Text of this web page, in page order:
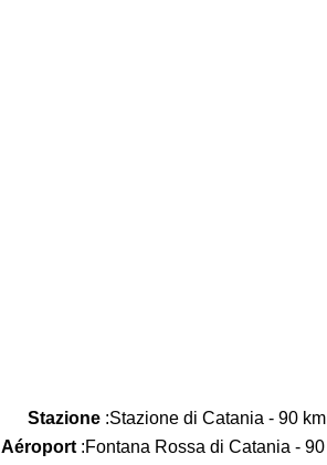
Stazione :Stazione di Catania - 90 km
Aéroport :Fontana Rossa di Catania -